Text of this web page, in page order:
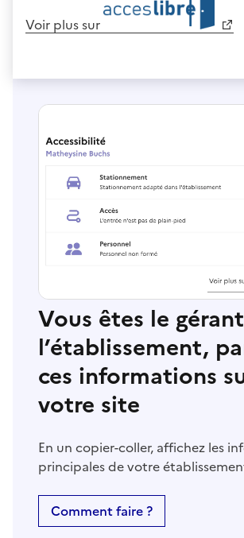
Voir plus sur
Vous êtes le
l’établissement,
ces informations
votre site
En un copier-coller, affichez les
principales de votre
Comment faire ?